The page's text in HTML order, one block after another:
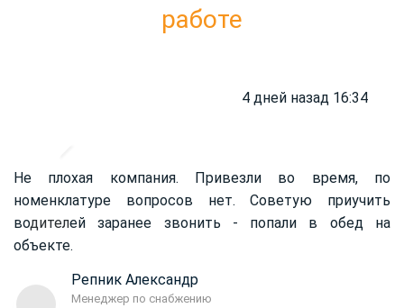
работе
4 дней назад 16:34
Не плохая компания. Привезли во время, по
номенклатуре вопросов нет. Советую приучить
водителей заранее звонить - попали в обед на
объекте.
Репник Александр
Менеджер по снабжению